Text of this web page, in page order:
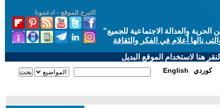
التبرع للموقع - ادعمونا
والعدالة الاجتماعية للجميع"
نالها أعلام في الفكر والثقافة
هنا لاستخدام الموقع البديل
English كوردي